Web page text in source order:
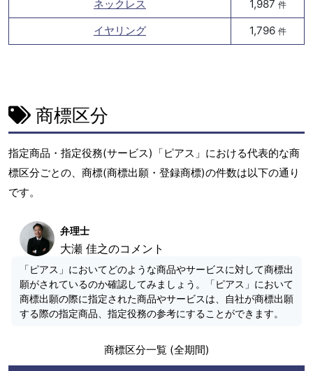
ネックレス 1,987 件
イヤリング 1,796 件
商標区分
指定商品・指定役務(サービス)「ピアス」における代表的な商
標区分ごとの、商標(商標出願・登録商標)の件数は以下の通り
です。
弁理士
大瀬 佳之のコメント
「ピアス」においてどのような商品やサービスに対して商標出
願がされているのか確認してみましょう。「ピアス」において
商標出願の際に指定された商品やサービスは、自社が商標出願
する際の指定商品、指定役務の参考にすることができます。
商標区分一覧 (全期間)